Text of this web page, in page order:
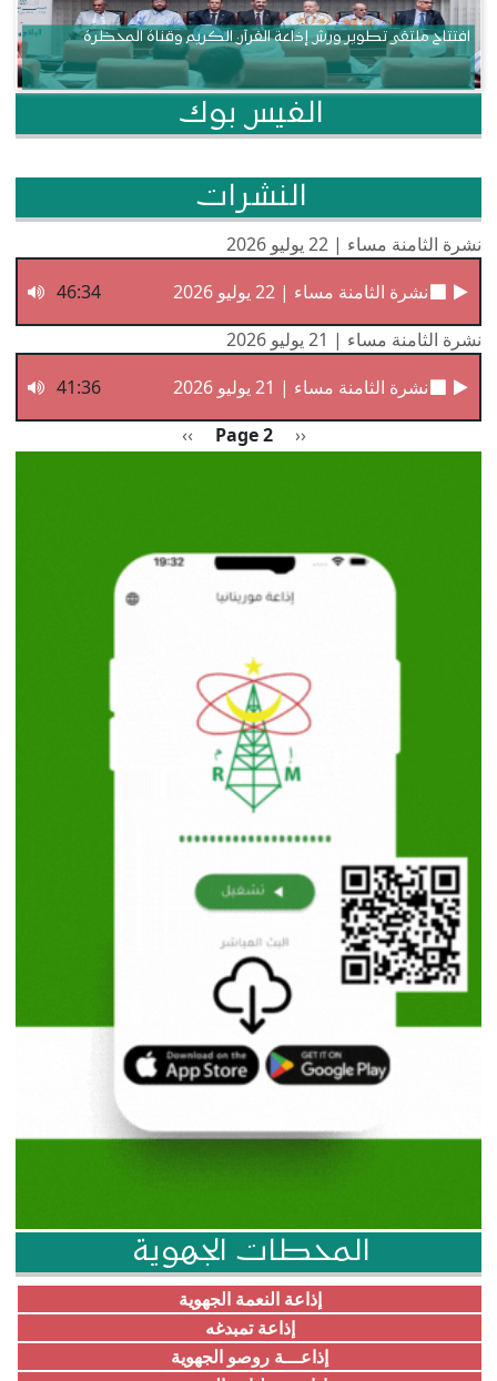
افتتاح ملتقى تطوير ورش إذاعة القرآن الكريم وقناة المحظرة
الفيس بوك
النشرات
نشرة الثامنة مساء | 22 يوليو 2026
نشرة الثامنة مساء | 22 يوليو 2026
46:34
نشرة الثامنة مساء | 21 يوليو 2026
نشرة الثامنة مساء | 21 يوليو 2026
41:36
Previous page
‹‹
Page 2 الصفحة التالية
››
المحطات الجهوية
إذاعة النعمة الجهوية
إذاعة تمبدغه
إذاعـــة روصو الجهوية